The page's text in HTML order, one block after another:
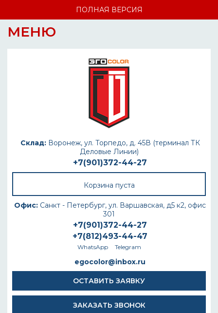
ПОЛНАЯ ВЕРСИЯ
МЕНЮ
Склад:Воронеж, ул. Торпедо, д. 45В (терминал ТК
Деловые Линии)
+7(901)372-44-27
Корзина пуста
Офис: Санкт - Петербург, ул. Варшавская, д5 к2, офис
301
+7(901)372-44-27
+7(812)493-44-47
WhatsApp Telegram
egocolor@inbox.ru
ОСТАВИТЬ ЗАЯВКУ
ЗАКАЗАТЬ ЗВОНОК